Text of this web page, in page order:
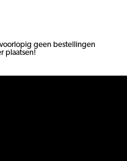
geen bestellingen
plaatsen!